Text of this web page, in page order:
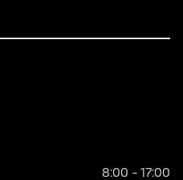
8:00 - 17:00